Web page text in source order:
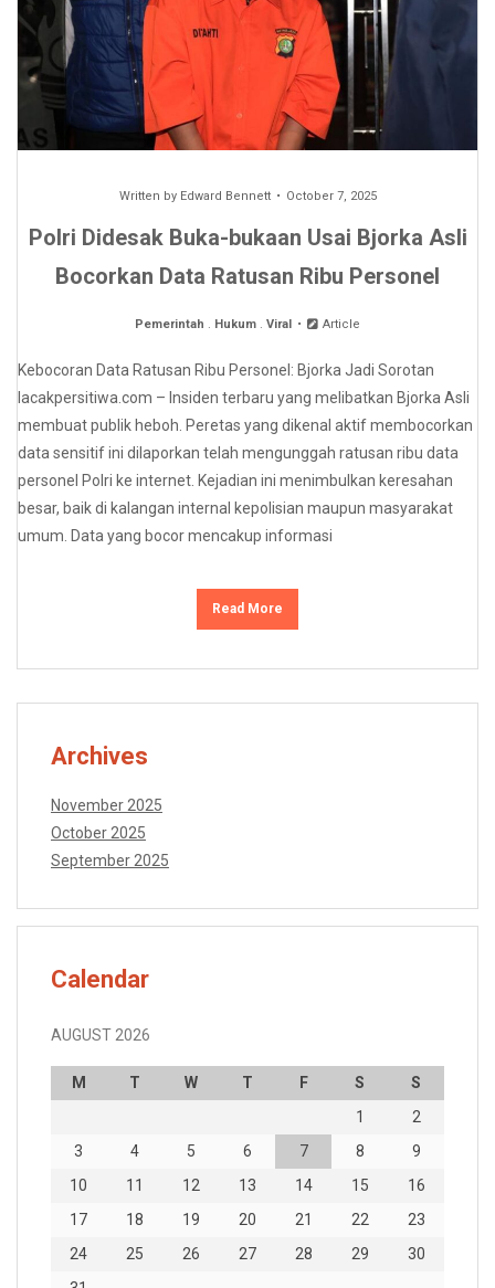
Written by Edward Bennett October 7, 2025
Polri Didesak Buka-bukaan Usai Bjorka Asli
Bocorkan Data Ratusan Ribu Personel
Pemerintah . Hukum. Viral Article
Kebocoran Data Ratusan Ribu Personel: Bjorka Jadi Sorotan
lacakpersitiwa.com – Insiden terbaru yang melibatkan Bjorka Asli
membuat publik heboh. Peretas yang dikenal aktif membocorkan
data sensitif ini dilaporkan telah mengunggah ratusan ribu data
personel Polri ke internet. Kejadian ini menimbulkan keresahan
besar, baik di kalangan internal kepolisian maupun masyarakat
umum. Data yang bocor mencakup informasi
Read More
Archives
November 2025
October 2025
September 2025
Calendar
AUGUST 2026
M T W T F S
S
1
2
3
4 5 6 7 8
9
10
11 12 13 14 15
16
17
18 19 20 21 22
23
24
25 26 27 28 29
30